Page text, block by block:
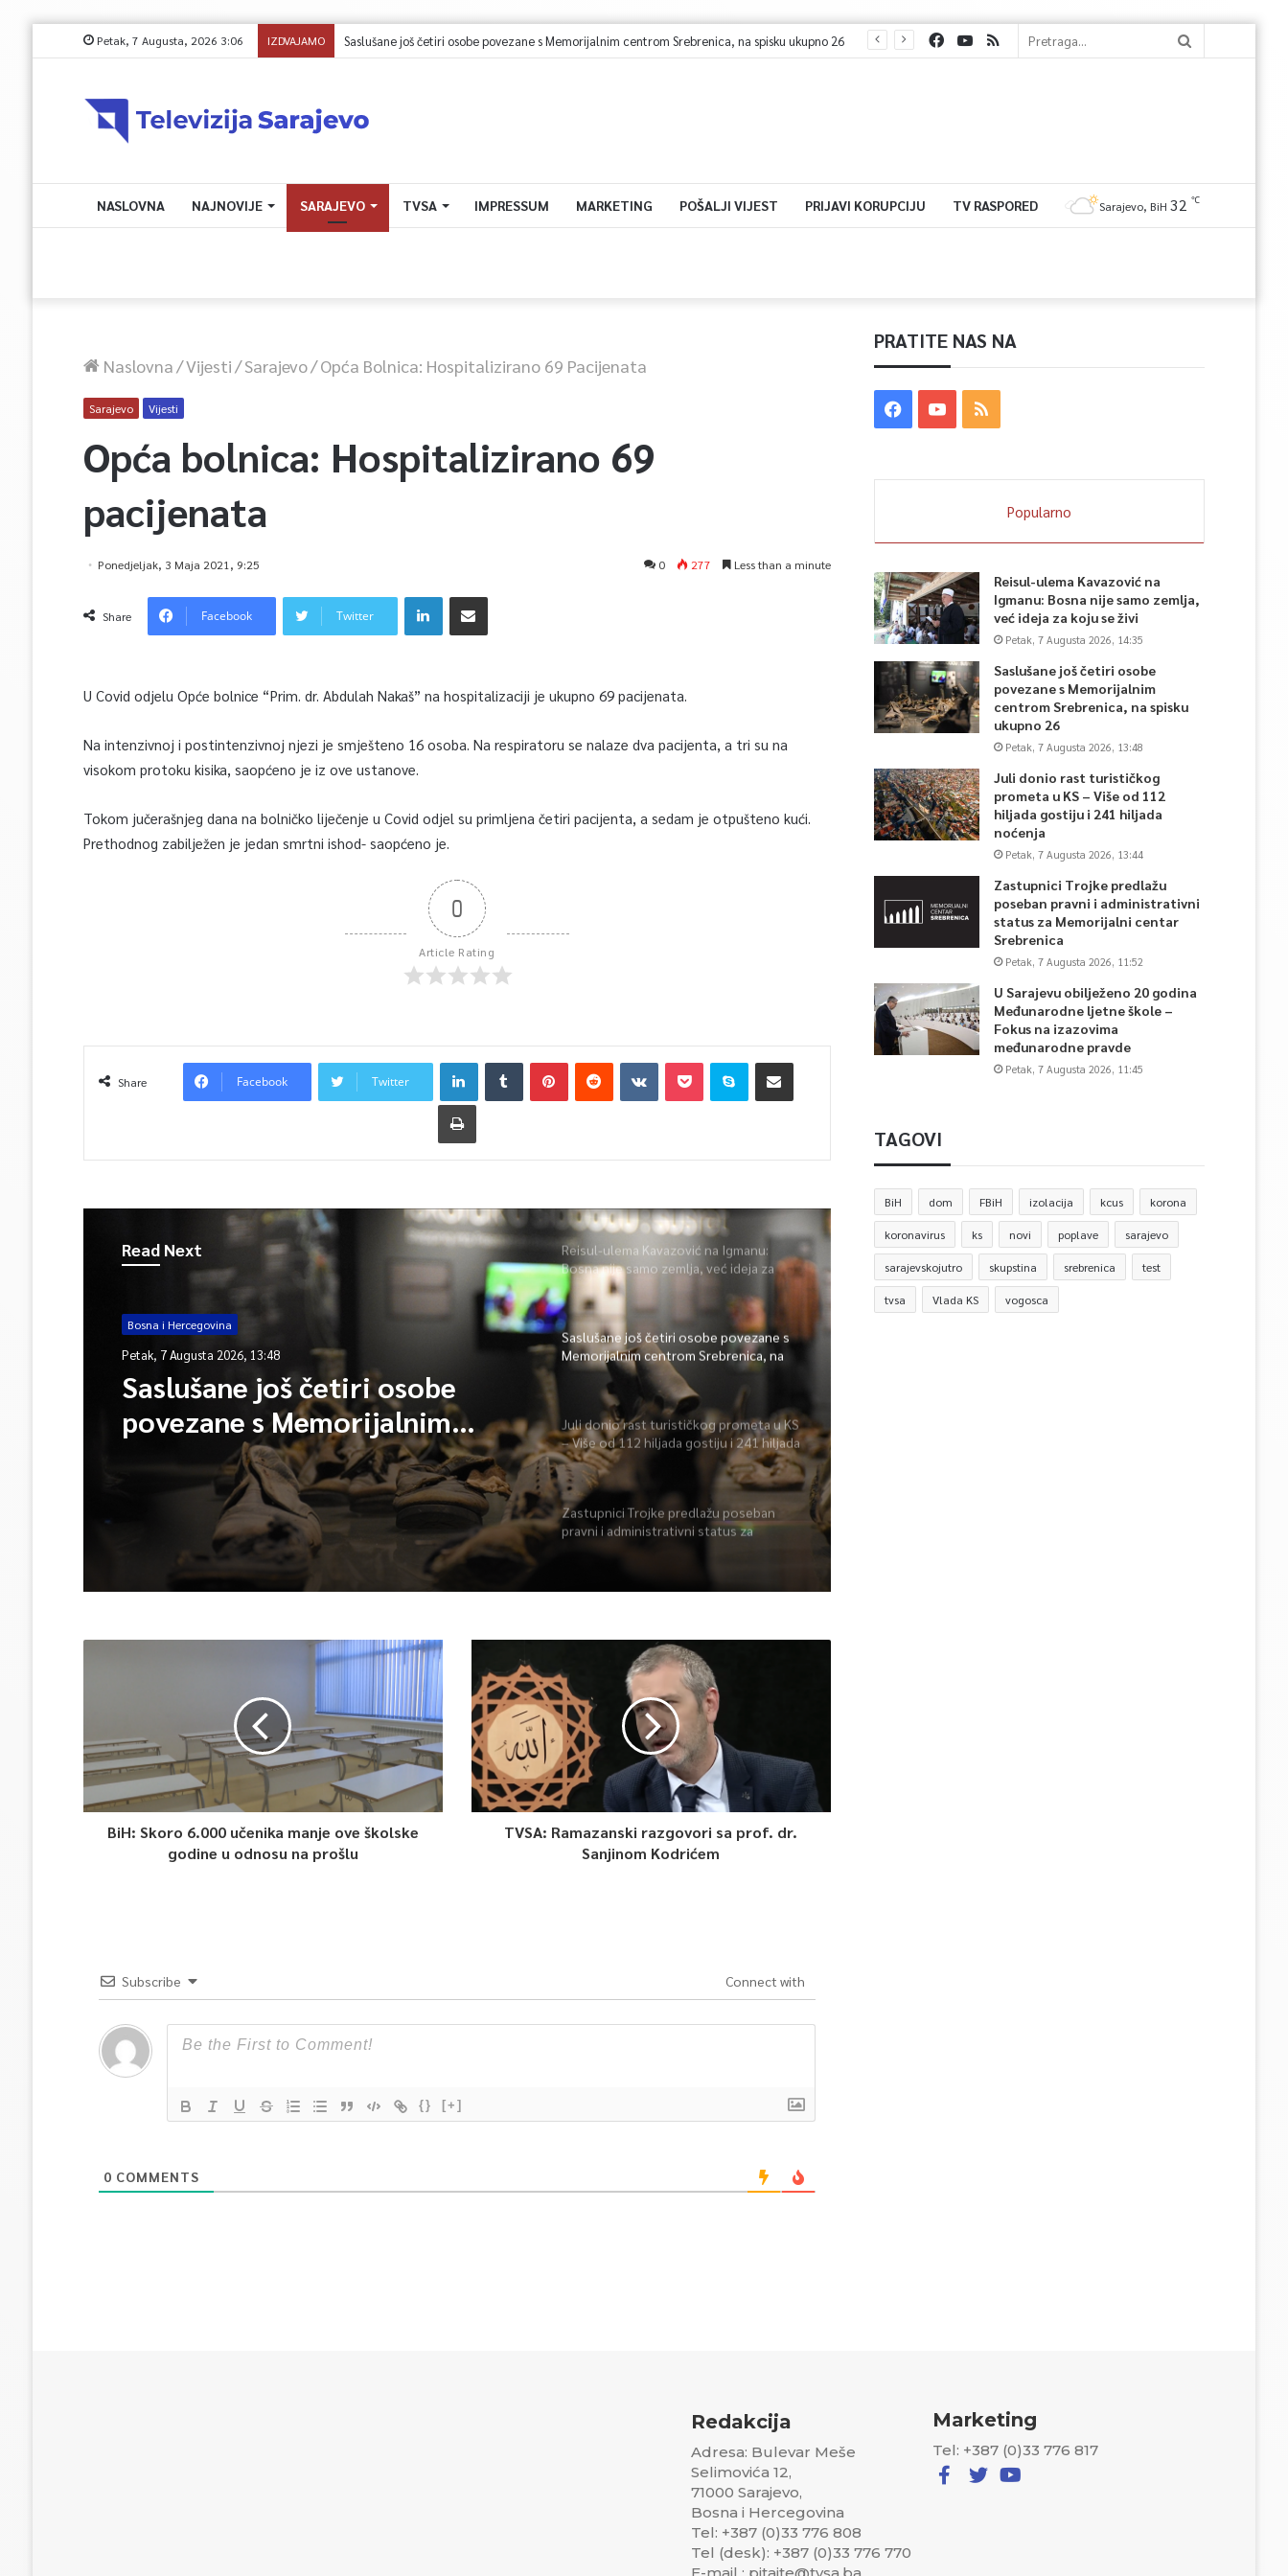
Petak, 7 Augusta, 2026 3:06 IZDVAJAMO Saslušane još četiri osobe povezane s Memorijalnim centrom Srebrenica, na spisku ukupno 26
NASLOVNA NAJNOVIJE SARAJEVO TVSA IMPRESSUM MARKETING POŠALJI VIJEST PRIJAVI KORUPCIJU TV RASPORED Sarajevo, BiH 32 ℃
Naslovna/Vijesti/Sarajevo/Opća Bolnica: Hospitalizirano 69 Pacijenata
Sarajevo Vijesti
Opća bolnica: Hospitalizirano 69
pacijenata
Ponedjeljak, 3 Maja 2021, 9:25 0 277 Less than a minute
Share Facebook Twitter
U Covid odjelu Opće bolnice “Prim. dr. Abdulah Nakaš” na hospitalizaciji je ukupno 69 pacijenata.
Na intenzivnoj i postintenzivnoj njezi je smješteno 16 osoba. Na respiratoru se nalaze dva pacijenta, a tri su na
visokom protoku kisika, saopćeno je iz ove ustanove.
Tokom jučerašnjeg dana na bolničko liječenje u Covid odjel su primljena četiri pacijenta, a sedam je otpušteno kući.
Prethodnog zabilježen je jedan smrtni ishod- saopćeno je.
0
Article Rating
Share Facebook Twitter
Read Next
Bosna i Hercegovina
Petak, 7 Augusta 2026, 13:48
Saslušane još četiri osobe
povezane s Memorijalnim
centrom Srebrenica, na spisku
ukupno 26
Reisul-ulema Kavazović na Igmanu:
Bosna nije samo zemlja, već ideja za
koju se živi
Saslušane još četiri osobe povezane s
Memorijalnim centrom Srebrenica, na
spisku ukupno 26
Juli donio rast turističkog prometa u KS
– Više od 112 hiljada gostiju i 241 hiljada
noćenja
Zastupnici Trojke predlažu poseban
pravni i administrativni status za
BiH: Skoro 6.000 učenika manje ove školske
godine u odnosu na prošlu
TVSA: Ramazanski razgovori sa prof. dr.
Sanjinom Kodrićem
Subscribe Connect with
{} [+]
0 COMMENTS
PRATITE NAS NA
Popularno
Reisul-ulema Kavazović na
Igmanu: Bosna nije samo zemlja,
već ideja za koju se živi
Petak, 7 Augusta 2026, 14:35
Saslušane još četiri osobe
povezane s Memorijalnim
centrom Srebrenica, na spisku
ukupno 26
Petak, 7 Augusta 2026, 13:48
Juli donio rast turističkog
prometa u KS – Više od 112
hiljada gostiju i 241 hiljada
noćenja
Petak, 7 Augusta 2026, 13:44
Zastupnici Trojke predlažu
poseban pravni i administrativni
status za Memorijalni centar
Srebrenica
Petak, 7 Augusta 2026, 11:52
U Sarajevu obilježeno 20 godina
Međunarodne ljetne škole –
Fokus na izazovima
međunarodne pravde
Petak, 7 Augusta 2026, 11:45
TAGOVI
BiH dom FBiH izolacija kcus korona
koronavirus ks novi poplave sarajevo
sarajevskojutro skupstina srebrenica test
tvsa Vlada KS vogosca
Redakcija
Adresa: Bulevar Meše
Selimovića 12,
71000 Sarajevo,
Bosna i Hercegovina
Tel: +387 (0)33 776 808
Tel (desk): +387 (0)33 776 770
Marketing
Tel: +387 (0)33 776 817